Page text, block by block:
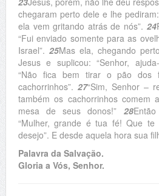
chegaram perto dele e lhe
ela vem gritando atrás de nós”. 24
“Fui enviado somente para as
Israel”. 25Mas ela, chegando
Jesus e suplicou: “Senhor,
“Não fica bem tirar o pão dos
cachorrinhos”.27“Sim, Senhor –
também os cachorrinhos comem
mesa de seus donos!” 28
“Mulher, grande é tua fé! Que
desejo”. E desde aquela hora sua
Palavra da Salvação.
Gloria a Vós, Senhor.